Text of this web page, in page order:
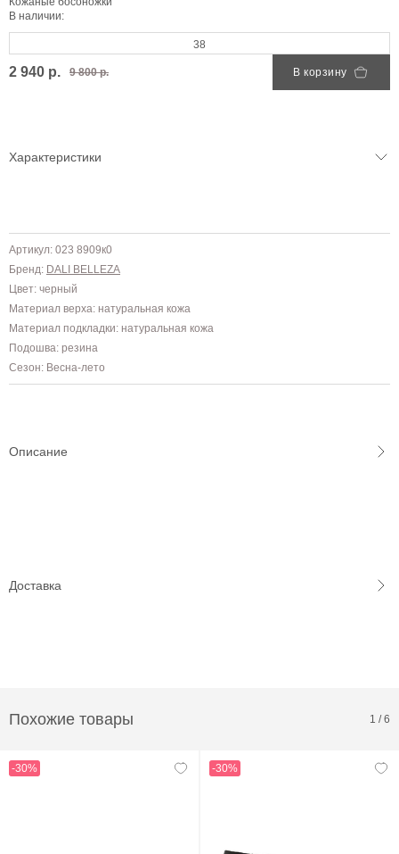
В наличии:
38
2 940 р. 9 800 р. В корзину
Характеристики
Артикул: 023 8909к0
Бренд: DALI BELLEZA
Цвет: черный
Материал верха: натуральная кожа
Материал подкладки: натуральная кожа
Подошва: резина
Сезон: Весна-лето
Описание
Доставка
Похожие товары 1 /6
-30% -30%